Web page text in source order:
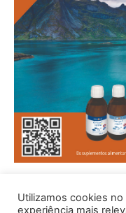
Utilizamos cookies
experiência mais